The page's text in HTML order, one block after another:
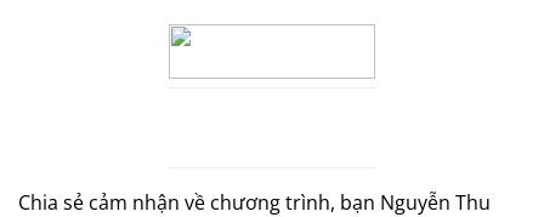
Chia sẻ cảm nhận về chương trình, bạn Nguyễn Thu